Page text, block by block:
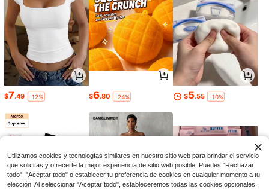
$7.49 -12% $6.80 -24% $5.55 -10%
Utilizamos cookies y tecnologías similares en nuestro sitio web para brindar el servicio
que solicitas y ofrecerte la mejor experiencia de sitio web posible. Puedes "Rechazar
todo", "Aceptar todo" o establecer tu preferencia de cookies en cualquier momento a tu
elección. Al seleccionar "Aceptar todo", estableceremos todas las cookies opcionales,